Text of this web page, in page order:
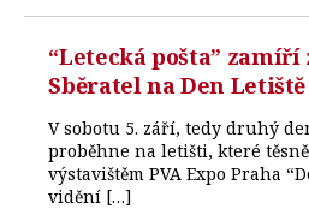
“Letecká pošta”
Sběratel na Den
V sobotu 5. září, tedy druhý
proběhne na letišti, které
výstavištěm PVA Expo Praha
vidění […]